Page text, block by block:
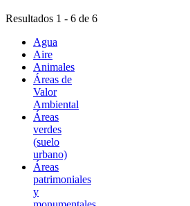
Resultados 1 - 6 de 6
Agua
Aire
Animales
Áreas de
Valor
Ambiental
Áreas
verdes
(suelo
urbano)
Áreas
patrimoniales
y